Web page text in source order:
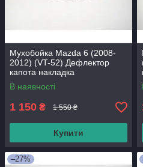
Мухобойка Mazda 6 (2008-
2012) (VT-52) Дефлектор
капота накладка
В наявності
1 150 ₴ 1 550 ₴
Купити
–27%